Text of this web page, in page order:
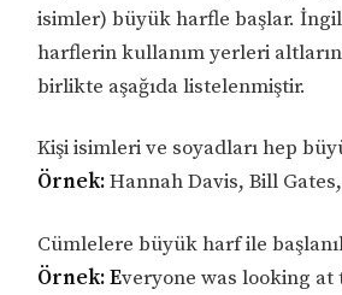
isimler) büyük harfle başlar.
harflerin kullanım yerleri
birlikte aşağıda listelenmiştir.
Kişi isimleri ve soyadları hep
Örnek:Hannah Davis, Bill
Cümlelere büyük harf ile
Örnek:Everyone was looking at